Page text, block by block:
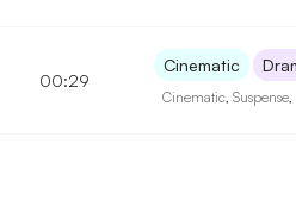
00:29
Cinematic
Cinematic ,Suspense